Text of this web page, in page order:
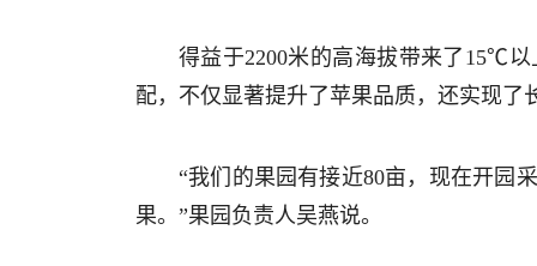
得益于2200米的高海拔带来了15℃
配，不仅显著提升了苹果品质，还实现了
“我们的果园有接近80亩，现在开园
果。”果园负责人吴燕说。